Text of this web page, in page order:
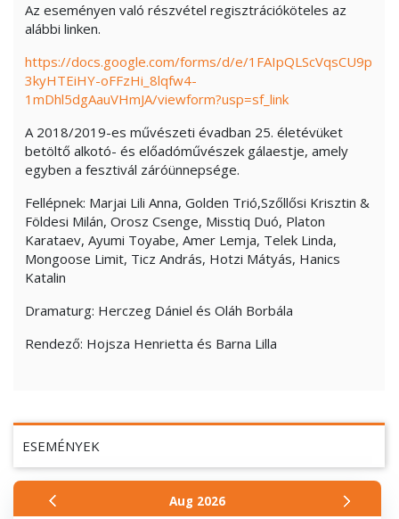
ESEMÉNYEK
Aug 2026
Az eseményen való részvétel regisztrációköteles az
alábbi linken.
https://docs.google.com/forms/d/e/1FAIpQLScVqsCU9p
3kyHTEiHY-oFFzHi_8lqfw4-
1mDhl5dgAauVHmJA/viewform?usp=sf_link
A 2018/2019-es művészeti évadban 25. életévüket
betöltő alkotó- és előadóművészek gálaestje, amely
egyben a fesztivál záróünnepsége.
Fellépnek: Marjai Lili Anna, Golden Trió,Szőllősi Krisztin &
Földesi Milán, Orosz Csenge, Misstiq Duó, Platon
Karataev, Ayumi Toyabe, Amer Lemja, Telek Linda,
Mongoose Limit, Ticz András, Hotzi Mátyás, Hanics
Katalin
Dramaturg: Herczeg Dániel és Oláh Borbála
Rendező: Hojsza Henrietta és Barna Lilla